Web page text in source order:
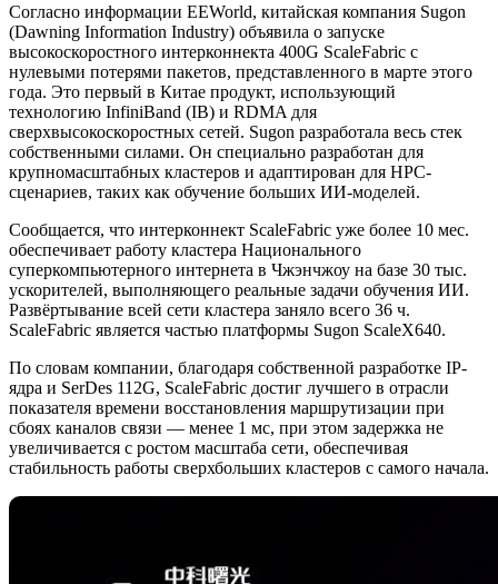
Согласно информации EEWorld, китайская компания Sugon
(Dawning Information Industry) объявила о запуске
высокоскоростного интерконнекта 400G ScaleFabric с
нулевыми потерями пакетов, представленного в марте этого
года. Это первый в Китае продукт, использующий
технологию InfiniBand (IB) и RDMA для
сверхвысокоскоростных сетей. Sugon разработала весь стек
собственными силами. Он специально разработан для
крупномасштабных кластеров и адаптирован для HPC-
сценариев, таких как обучение больших ИИ-моделей.
Сообщается, что интерконнект ScaleFabric уже более 10 мес.
обеспечивает работу кластера Национального
суперкомпьютерного интернета в Чжэнчжоу на базе 30 тыс.
ускорителей, выполняющего реальные задачи обучения ИИ.
Развёртывание всей сети кластера заняло всего 36 ч.
ScaleFabric является частью платформы Sugon ScaleX640.
По словам компании, благодаря собственной разработке IP-
ядра и SerDes 112G, ScaleFabric достиг лучшего в отрасли
показателя времени восстановления маршрутизации при
сбоях каналов связи — менее 1 мс, при этом задержка не
увеличивается с ростом масштаба сети, обеспечивая
стабильность работы сверхбольших кластеров с самого начала.